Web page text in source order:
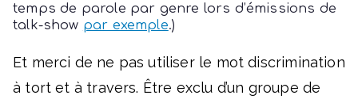
temps de parole par genre lors d’émissions de
talk-show par exemple.)
Et merci de ne pas utiliser le mot discrimination
à tort et à travers. Être exclu d’un groupe de